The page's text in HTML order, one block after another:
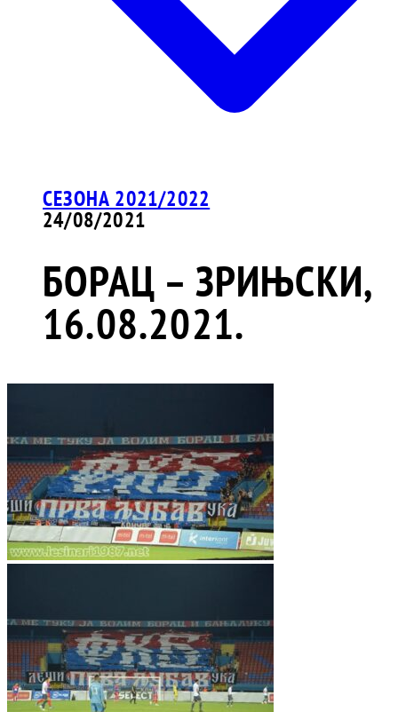
СЕЗОНА 2021/2022
24/08/2021
БОРАЦ – ЗРИЊСКИ,
16.08.2021.